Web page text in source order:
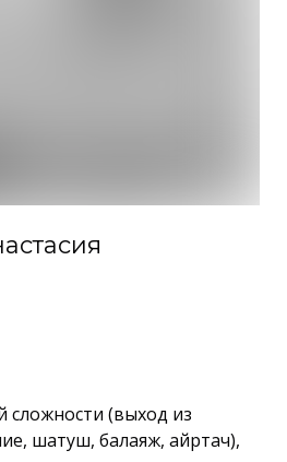
(выход из
шатуш, балаяж, айртач),